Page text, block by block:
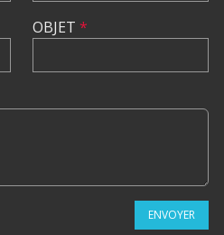
OBJET *
ENVOYER